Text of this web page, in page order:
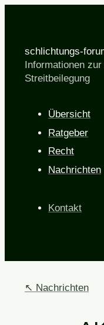
schlichtungs-
Informationen
Streitbeilegung
Übersicht
Ratgeber
Recht
Nachrichten
Kontakt
Nachrichten